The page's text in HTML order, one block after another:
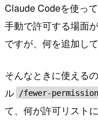
Claude Codeを使っ
手動で許可する場面
ですが、何を追加し
そんなときに使える
ル
/fewer-
て、何が許可リスト